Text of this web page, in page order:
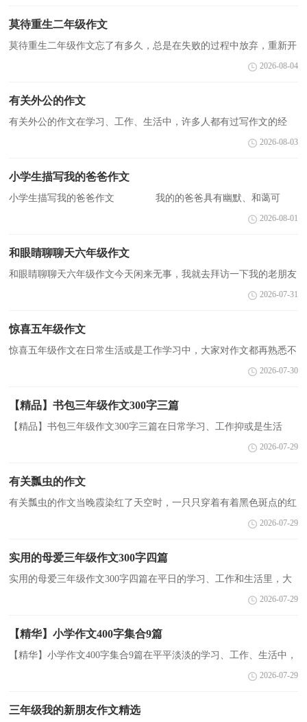
我...
莫待重生二年级作文
莫待重生二年级作文忘了有多久，总是在失败的过程中放弃，重新开
始，渐渐地，形成了一种习惯，习惯的逃避着自己无法面对，无法解
2026-08-04
有关外公的作文
有关外公的作文在学习、工作、生活中，许多人都有过写作文的经
历，对作文都不陌生吧，作文是从内部言语向外部言语的过渡，即从
2026-08-03
小学生描写我的爸爸作文
小学生描写我的爸爸作文 我的的爸爸具有幽默、和蔼可
亲、也有严肃一面，我喜欢他!下面是小编整理的作文，欢迎大家阅
...
2026-08-01
和眼睛聊聊天六年级作文
和眼睛聊聊天六年级作文今天闲来无事，我就去拜访一下我的老朋友
——眼睛国王。来到眼睛王国，随处可见的都是一只只有手有脚的大
2026-07-31
惊喜五年级作文
惊喜五年级作文在日常生活或是工作学习中，大家对作文都再熟悉不
过了吧，作文是由文字组成，经过人的思想考虑，通过语言组织来表
2026-07-30
【精品】书包三年级作文300字三篇
【精品】书包三年级作文300字三篇在日常学习、工作抑或是生活
中，大家都经常看到作文的身影吧，通过作文可以把我们那些零零散
2026-07-29
有关瓢虫的作文
有关瓢虫的作文当晚霞染红了天空时，一只只穿着有着黑色斑点的红
外套的小瓢虫们开始忙碌了起来。在小瓢虫的世界里，每只虫子都有
2026-07-29
实用的母爱三年级作文300字四篇
实用的母爱三年级作文300字四篇在平日的学习、工作和生活里，大
家都有写作文的经历，对作文很是熟悉吧，作文是一种言语活动，具
2026-07-29
【精华】小学作文400字集合9篇
【精华】小学作文400字集合9篇在平平淡淡的学习、工作、生活中，
大家都经常看到作文的身影吧，作文一定要做到主题集中，围绕同一
2026-07-29
三年级我的新朋友作文精选